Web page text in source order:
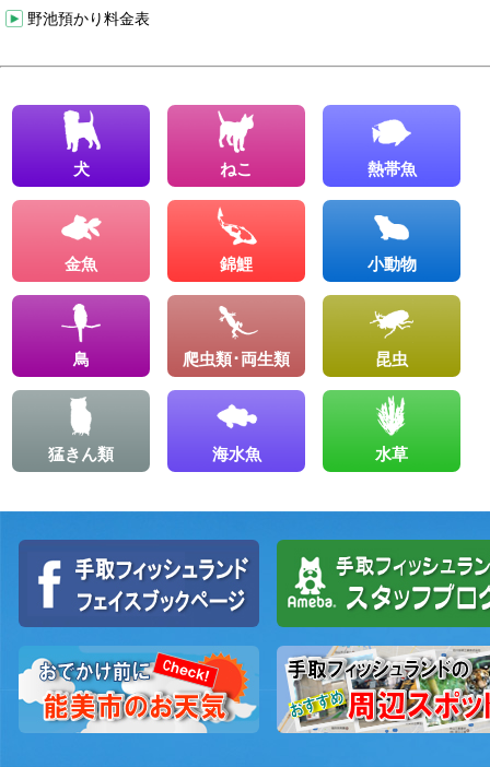
野池預かり料金表
犬 ねこ 熱帯魚
金魚 錦鯉 小動物
鳥 爬虫類･両生類 昆虫
猛きん類 海水魚 水草